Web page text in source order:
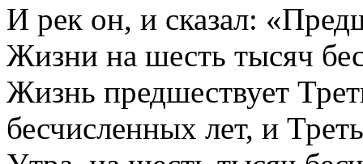
И рек он, и сказал:
Жизни на шесть тысяч
Жизнь предшествует
бесчисленных лет, и